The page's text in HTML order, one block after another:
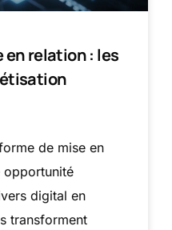
en relation : les
de mise en
opportunité
digital en
transforment